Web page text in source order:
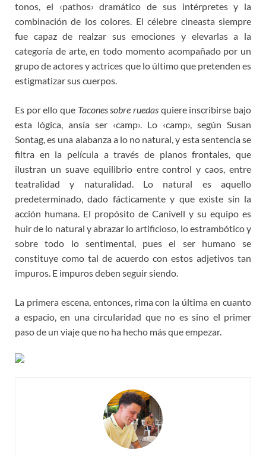
tonos, el ‹pathos› dramático de sus intérpretes y la
combinación de los colores. El célebre cineasta siempre
fue capaz de realzar sus emociones y elevarlas a la
categoría de arte, en todo momento acompañado por un
grupo de actores y actrices que lo último que pretenden es
estigmatizar sus cuerpos.
Es por ello que Tacones sobre ruedas quiere inscribirse bajo
esta lógica, ansía ser ‹camp›. Lo ‹camp›, según Susan
Sontag, es una alabanza a lo no natural, y esta sentencia se
filtra en la película a través de planos frontales, que
ilustran un suave equilibrio entre control y caos, entre
teatralidad y naturalidad. Lo natural es aquello
predeterminado, dado fácticamente y que existe sin la
acción humana. El propósito de Canivell y su equipo es
huir de lo natural y abrazar lo artificioso, lo estrambótico y
sobre todo lo sentimental, pues el ser humano se
constituye como tal de acuerdo con estos adjetivos tan
impuros. E impuros deben seguir siendo.
La primera escena, entonces, rima con la última en cuanto
a espacio, en una circularidad que no es sino el primer
paso de un viaje que no ha hecho más que empezar.